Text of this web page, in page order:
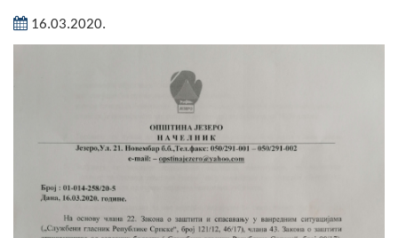
Фотогалерија
НАЧЕЛНИК
Замјеник начелника
Извјештај о раду начелника
СКУПШТИНА
16.03.2020.